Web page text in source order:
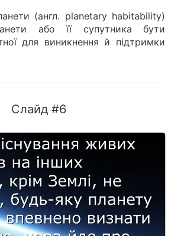
(англ. planetary habitability)
або її супутника бути
для виникнення й підтримки
Слайд #6